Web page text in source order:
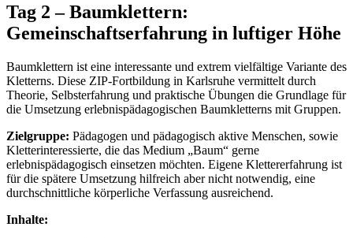
Tag 2 – Baumklettern:
Gemeinschaftserfahrung in luftiger Höhe
Baumklettern ist eine interessante und extrem vielfältige Variante des
Kletterns. Diese ZIP-Fortbildung in Karlsruhe vermittelt durch
Theorie, Selbsterfahrung und praktische Übungen die Grundlage für
die Umsetzung erlebnispädagogischen Baumkletterns mit Gruppen.
Zielgruppe: Pädagogen und pädagogisch aktive Menschen, sowie
Kletterinteressierte, die das Medium „Baum“ gerne
erlebnispädagogisch einsetzen möchten. Eigene Klettererfahrung ist
für die spätere Umsetzung hilfreich aber nicht notwendig, eine
durchschnittliche körperliche Verfassung ausreichend.
Inhalte: